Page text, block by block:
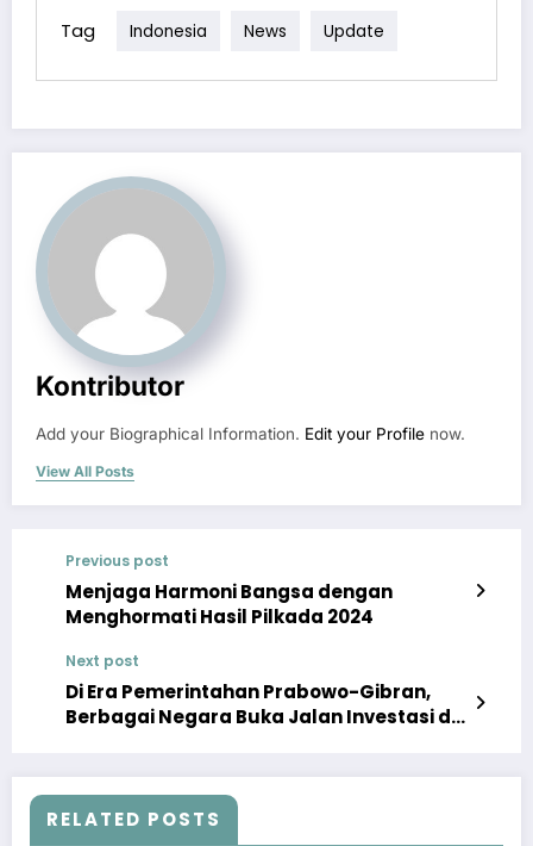
Tag Indonesia News Update
Kontributor
Add your Biographical Information. Edit your Profile now.
View All Posts
Previous post
Menjaga Harmoni Bangsa dengan
Menghormati Hasil Pilkada 2024
Next post
Di Era Pemerintahan Prabowo-Gibran,
Berbagai Negara Buka Jalan Investasi di
RELATED POSTS